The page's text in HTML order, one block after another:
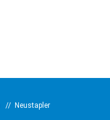
// Neustapler